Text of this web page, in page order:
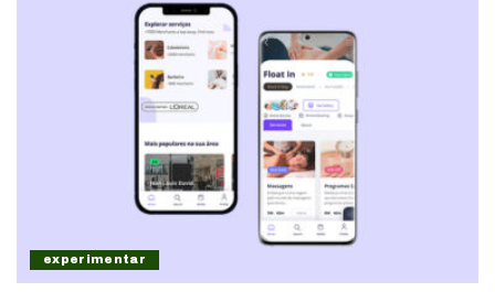
experimentar